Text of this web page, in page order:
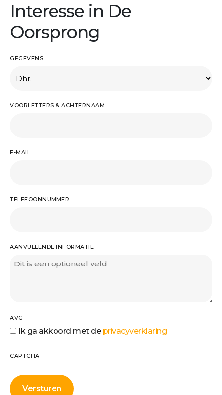
Interesse in De
Oorsprong
GEGEVENS
VOORLETTERS & ACHTERNAAM
E-MAIL
TELEFOONNUMMER
AANVULLENDE INFORMATIE
AVG
Ik ga akkoord met de privacyverklaring
CAPTCHA